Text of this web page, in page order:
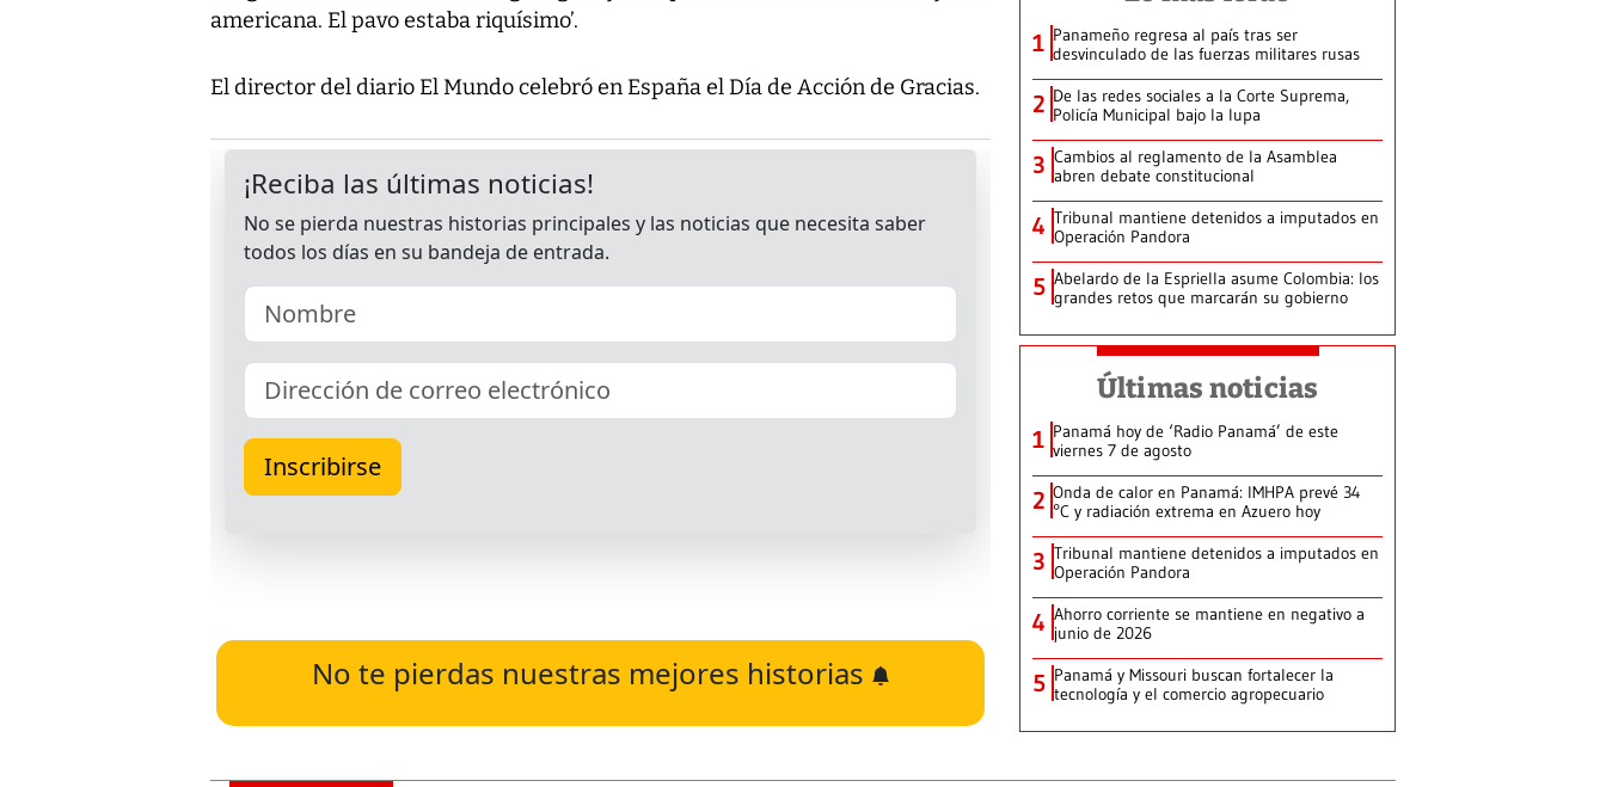
americana. El pavo estaba riquísimo’.
El director del diario El Mundo celebró en España el Día de Acción de Gracias.
No te pierdas nuestras mejores historias
1 Panameño regresa al país tras ser
desvinculado de las fuerzas militares rusas
2 De las redes sociales a la Corte Suprema,
Policía Municipal bajo la lupa
3 Cambios al reglamento de la Asamblea
abren debate constitucional
4 Tribunal mantiene detenidos a imputados en
Operación Pandora
5 Abelardo de la Espriella asume Colombia: los
grandes retos que marcarán su gobierno
Últimas noticias
1 Panamá hoy de ‘Radio Panamá’ de este
viernes 7 de agosto
2 Onda de calor en Panamá: IMHPA prevé 34
°C y radiación extrema en Azuero hoy
3 Tribunal mantiene detenidos a imputados en
Operación Pandora
4 Ahorro corriente se mantiene en negativo a
junio de 2026
5 Panamá y Missouri buscan fortalecer la
tecnología y el comercio agropecuario